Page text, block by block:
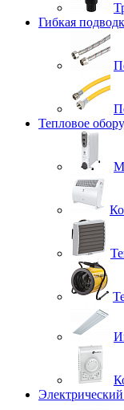
Гибкая
Тепловое